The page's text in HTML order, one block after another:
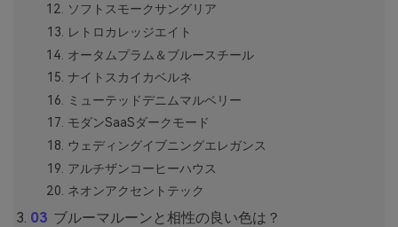
ソフトスモークサングリア
レトロカレッジエイト
オータムプラム＆ブルースチール
ナイトスカイカベルネ
ミューテッドデニムマルベリー
モダンSaaSダークモード
ウェディングイブニングエレガンス
アルチザンコーヒーハウス
ネオンアクセントテック
ブルーマルーンと相性の良い色は？